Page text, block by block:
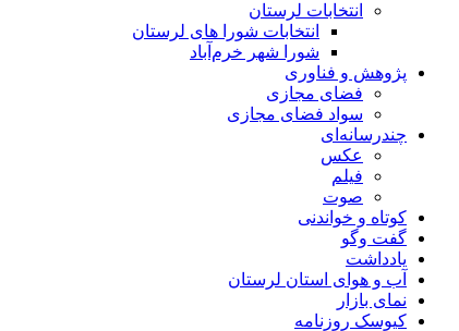
انتخابات لرستان
انتخابات شورا های لرستان
شورا شهر خرم‌آباد
پژوهش و فناوری
فضای مجازی
سواد فضای مجازی
چندرسانه‌ای
عكس
فیلم
صوت
کوتاه و خواندنی
گفت وگو
یادداشت
آب و هوای استان لرستان
نمای بازار
کیوسک روزنامه